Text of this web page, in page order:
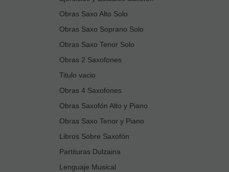
Obras Saxo Alto Solo
Obras Saxo Soprano Solo
Obras Saxo Tenor Solo
Obras 2 Saxofones
Titulo vacio
Obras 4 Saxofones
Obras Saxofón Alto y Piano
Obras Saxo Tenor y Piano
Libros Sobre Saxofón
Partituras Dulzaina
Lenguaje Musical